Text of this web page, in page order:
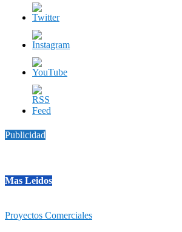
Publicidad
Mas Leidos
Proyectos Comerciales